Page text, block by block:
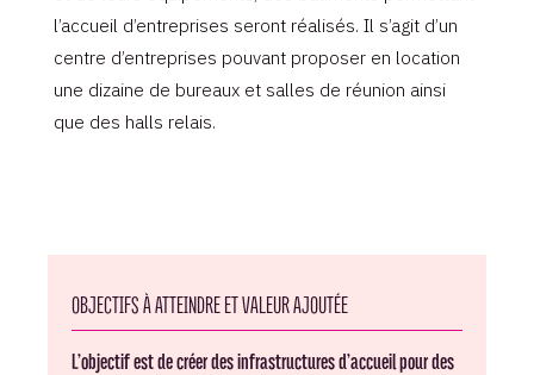
l’accueil d’entreprises seront réalisés. Il s’agit d’un
centre d’entreprises pouvant proposer en location
une dizaine de bureaux et salles de réunion ainsi
que des halls relais.
OBJECTIFS À ATTEINDRE ET VALEUR AJOUTÉE
L’objectif est de créer des infrastructures d’accueil pour des